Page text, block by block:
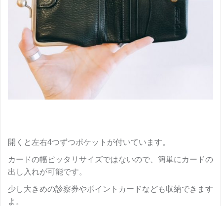
開くと左右4つずつポケットが付いています。
カードの幅ピッタリサイズではないので、簡単にカードの
出し入れが可能です。
少し大きめの診察券やポイントカードなども収納できます
よ。